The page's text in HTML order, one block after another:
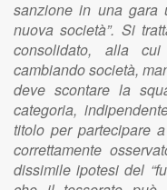
sanzione in una gara
nuova società”. Si
consolidato, alla
cambiando società,
deve scontare la
categoria,
titolo per partecipare
correttamente
dissimile ipotesi del